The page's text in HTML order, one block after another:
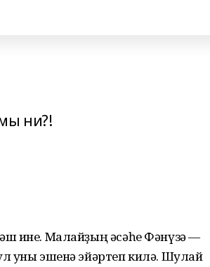
ни?!
ине. Малайҙың әсәһе Фәнүзә —
уны эшенә эйәртеп килә. Шулай